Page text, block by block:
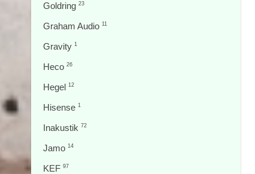
Goldring 23
Graham Audio 11
Gravity 1
Heco 26
Hegel 12
Hisense 1
Inakustik 72
Jamo 14
KEF 97